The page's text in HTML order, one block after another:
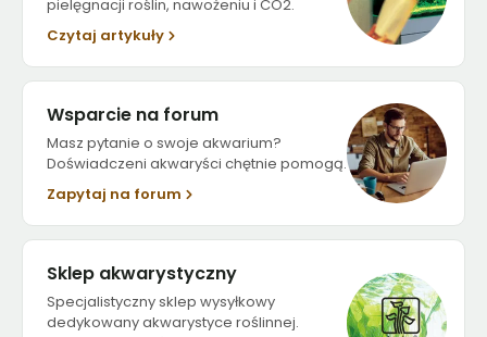
pielęgnacji roślin, nawożeniu i CO2.
Czytaj artykuły
Wsparcie na forum
Masz pytanie o swoje akwarium?
Doświadczeni akwaryści chętnie pomogą.
Zapytaj na forum
Sklep akwarystyczny
Specjalistyczny sklep wysyłkowy
dedykowany akwarystyce roślinnej.